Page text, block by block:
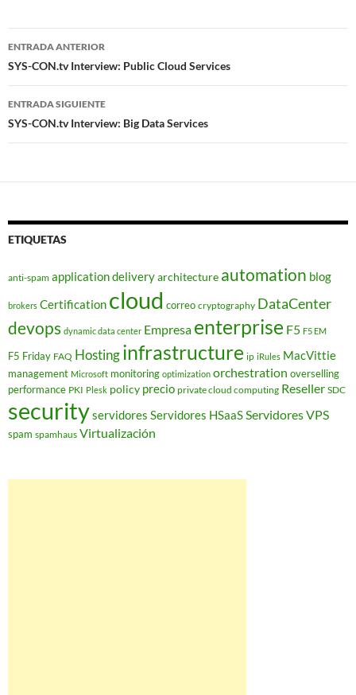
Navegador
de
entradas
ENTRADA ANTERIOR
SYS-CON.tv Interview: Public Cloud Services
ENTRADA SIGUIENTE
SYS-CON.tv Interview: Big Data Services
ETIQUETAS
anti-spam application deliveryarchitecture automation blog
brokers Certification cloud correo cryptography DataCenter
devops dynamic data center Empresa enterprise F5 F5 EM
F5 Friday FAQ Hostinginfrastructure ip iRules MacVittie
management Microsoft monitoring optimization orchestration overselling
performance PKI Plesk policy precio private cloud computing Reseller SDC
securityservidores Servidores HSaaSServidores VPS
spam spamhaus Virtualización